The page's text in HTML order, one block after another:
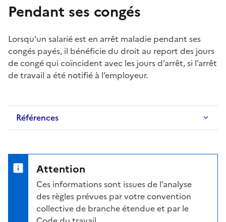
Pendant ses congés
Lorsqu’un salarié est en arrêt maladie pendant ses
congés payés, il bénéficie du droit au report des jours
de congé qui coïncident avec les jours d’arrêt, si l’arrêt
de travail a été notifié à l’employeur.
Références
Attention
Ces informations sont issues de l’analyse
des règles prévues par votre convention
collective de branche étendue et par le